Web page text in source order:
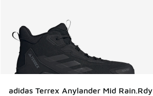
adidas Terrex Anylander Mid Rain.Rdy